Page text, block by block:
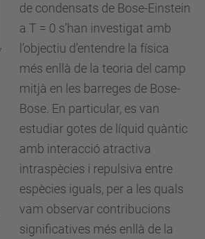
de condensats de Bose-Einstein
a T = 0 s’han investigat amb
l’objectiu d’entendre la física
més enllà de la teoria del camp
mitjà en les barreges de Bose-
Bose. En particular, es van
estudiar gotes de líquid quàntic
amb interacció atractiva
intraspècies i repulsiva entre
espècies iguals, per a les quals
vam observar contribucions
significatives més enllà de la